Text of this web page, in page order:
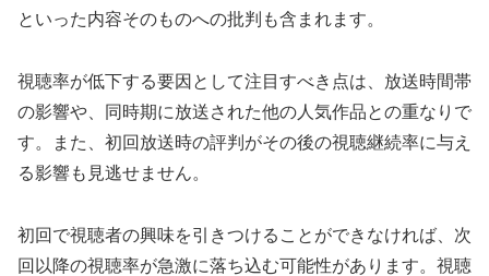
といった内容そのものへの批判も含まれます。
視聴率が低下する要因として注目すべき点は、放送時間帯
の影響や、同時期に放送された他の人気作品との重なりで
す。また、初回放送時の評判がその後の視聴継続率に与え
る影響も見逃せません。
初回で視聴者の興味を引きつけることができなければ、次
回以降の視聴率が急激に落ち込む可能性があります。視聴